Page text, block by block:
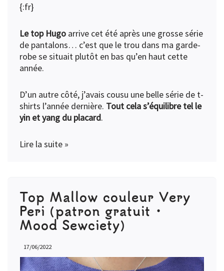
{:fr}
Le top Hugo arrive cet été après une grosse série
de pantalons… c’est que le trou dans ma garde-
robe se situait plutôt en bas qu’en haut cette
année.
D’un autre côté, j’avais cousu une belle série de t-
shirts l’année dernière. Tout cela s’équilibre tel le
yin et yang du placard.
Lire la suite »
Top Mallow couleur Very
Peri (patron gratuit •
Mood Sewciety)
17/06/2022